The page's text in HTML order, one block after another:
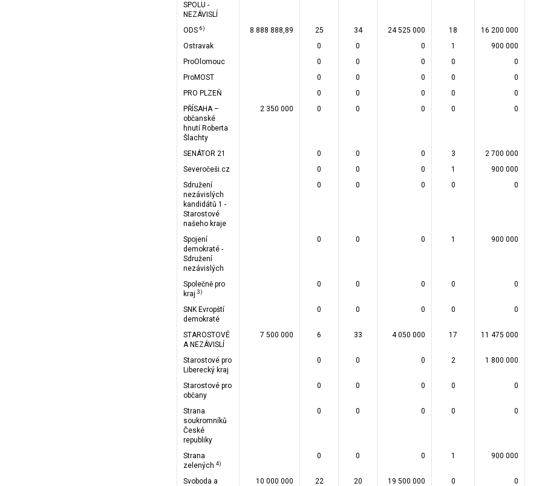
SPOLU -
NEZÁVISLÍ
ODS 6) 8 888 888,89 25 34 24 525 000 18 16 200 000
Ostravak
0 0 0 1 900 000
ProOlomouc
0 0 0 0 0
ProMOST
0 0 0 0 0
PRO PLZEŇ
0 0 0 0 0
PŘÍSAHA –
občanské
hnutí Roberta
Šlachty
2 350 000 0 0 0 0 0
SENÁTOR 21 0 0 0 3 2 700 000
Severočeši.cz
0 0 0 1 900 000
Sdružení
nezávislých
kandidátů 1 -
Starostové
našeho kraje
0 0 0 0 0
Spojení
demokraté -
Sdružení
nezávislých
0 0 0 1 900 000
Společně pro
kraj 3)
0 0 0 0 0
SNK Evropští
demokraté
0 0 0 0 0
STAROSTOVÉ
A NEZÁVISLÍ
7 500 000 6 33 4 050 000 17 11 475 000
Starostové pro
Liberecký kraj
0 0 0 2 1 800 000
Starostové pro
občany
0 0 0 0 0
Strana
soukromníků
České
republiky
0 0 0 0 0
Strana
zelených 4)
0 0 0 1 900 000
Svoboda a
10 000 000 22 20 19 500 000 0 0